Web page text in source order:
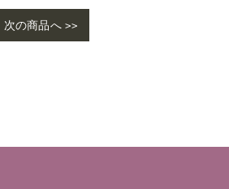
次の商品へ >>